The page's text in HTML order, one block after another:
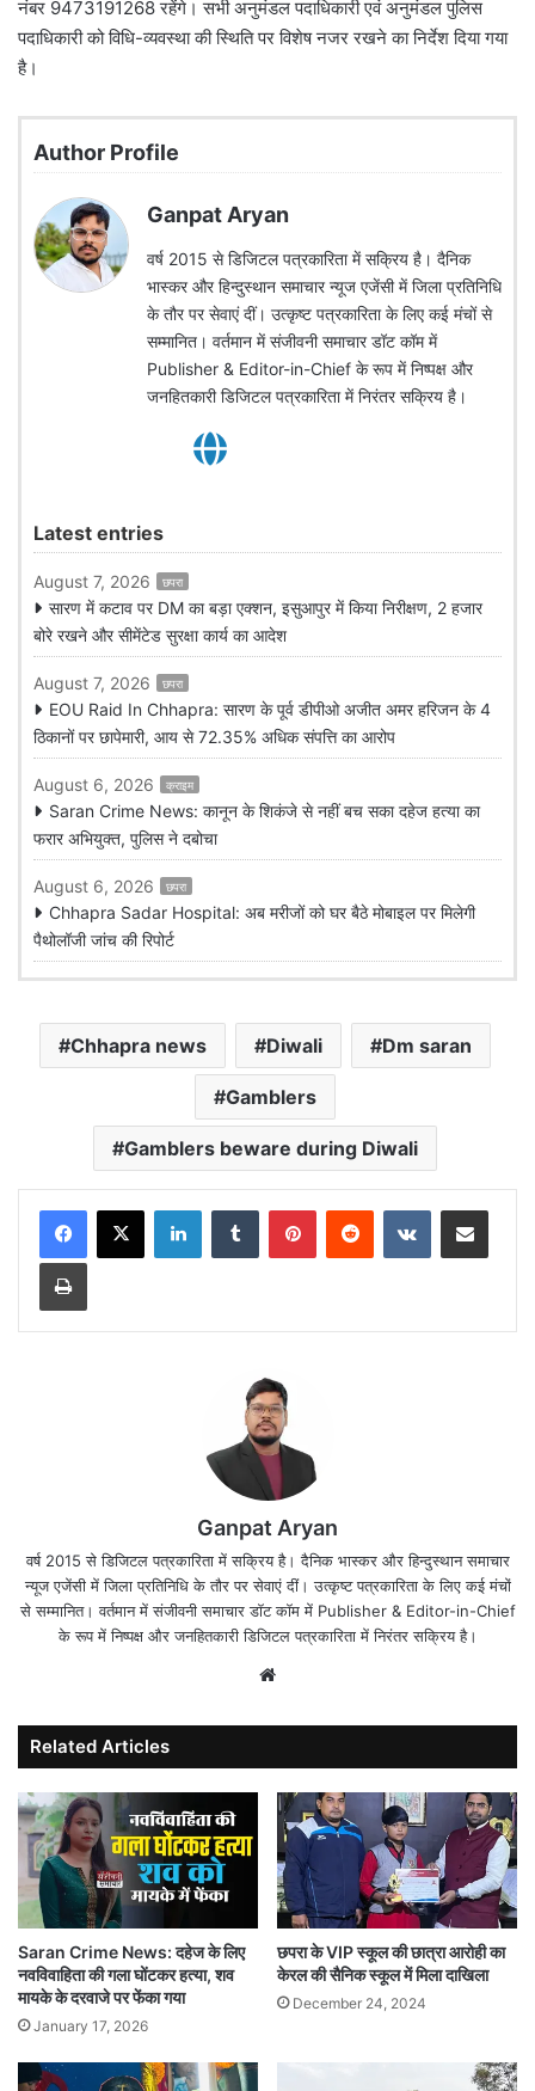
नंबर 9473191268 रहेंगे। सभी अनुमंडल पदाधिकारी एवं अनुमंडल पुलिस
पदाधिकारी को विधि-व्यवस्था की स्थिति पर विशेष नजर रखने का निर्देश दिया गया
है।
Author Profile
Ganpat Aryan
वर्ष 2015 से डिजिटल पत्रकारिता में सक्रिय है। दैनिक
भास्कर और हिन्दुस्थान समाचार न्यूज एजेंसी में जिला प्रतिनिधि
के तौर पर सेवाएं दीं। उत्कृष्ट पत्रकारिता के लिए कई मंचों से
सम्मानित। वर्तमान में संजीवनी समाचार डॉट कॉम में
Publisher & Editor-in-Chief के रूप में निष्पक्ष और
जनहितकारी डिजिटल पत्रकारिता में निरंतर सक्रिय है।
Latest entries
August 7, 2026 छपरा
सारण में कटाव पर DM का बड़ा एक्शन, इसुआपुर में किया निरीक्षण, 2 हजार
बोरे रखने और सीमेंटेड सुरक्षा कार्य का आदेश
August 7, 2026 छपरा
EOU Raid In Chhapra: सारण के पूर्व डीपीओ अजीत अमर हरिजन के 4
ठिकानों पर छापेमारी, आय से 72.35% अधिक संपत्ति का आरोप
August 6, 2026 क्राइम
Saran Crime News: कानून के शिकंजे से नहीं बच सका दहेज हत्या का
फरार अभियुक्त, पुलिस ने दबोचा
August 6, 2026 छपरा
Chhapra Sadar Hospital: अब मरीजों को घर बैठे मोबाइल पर मिलेगी
पैथोलॉजी जांच की रिपोर्ट
Chhapra news Diwali Dm saran
Gamblers
Gamblers beware during Diwali
LinkedInTumblr PinterestReddit VKontakteShare via Email
Print
Ganpat Aryan
वर्ष 2015 से डिजिटल पत्रकारिता में सक्रिय है। दैनिक भास्कर और हिन्दुस्थान समाचार
न्यूज एजेंसी में जिला प्रतिनिधि के तौर पर सेवाएं दीं। उत्कृष्ट पत्रकारिता के लिए कई मंचों
से सम्मानित। वर्तमान में संजीवनी समाचार डॉट कॉम में Publisher & Editor-in-Chief
के रूप में निष्पक्ष और जनहितकारी डिजिटल पत्रकारिता में निरंतर सक्रिय है।
Related Articles
Saran Crime News: दहेज के लिए
नवविवाहिता की गला घोंटकर हत्या, शव
मायके के दरवाजे पर फेंका गया
January 17, 2026
छपरा के VIP स्कूल की छात्रा आरोही का
केरल की सैनिक स्कूल में मिला दाखिला
December 24, 2024